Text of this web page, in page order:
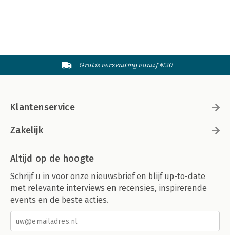
Gratis verzending vanaf €20
Klantenservice
Zakelijk
Altijd op de hoogte
Schrijf u in voor onze nieuwsbrief en blijf up-to-date
met relevante interviews en recensies, inspirerende
events en de beste acties.